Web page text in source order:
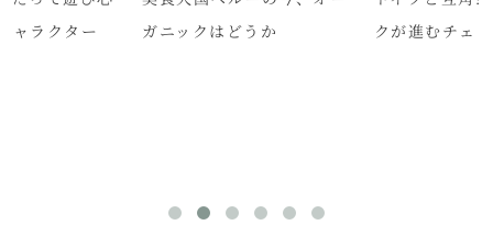
ャラクター
ガニックはどうか
クが進むチェ